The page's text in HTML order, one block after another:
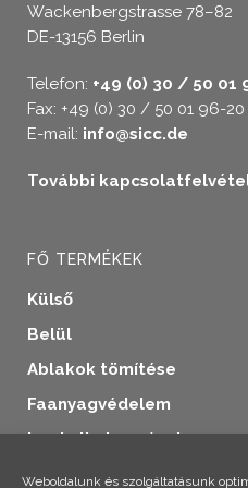
Weboldalunk és szolgáltatásunk
Wackenbergstrasse 78–82
DE-13156 Berlin
Telefon: +49 (0) 30 / 50 01
Fax: +49 (0) 30 / 50 01 96-20
E-mail: info@sicc.de
További
FŐ TERMÉKEK
Külső
Belül
Ablakok tömítése
Faanyagvédelem
Ipari alkalmazások
További termékek